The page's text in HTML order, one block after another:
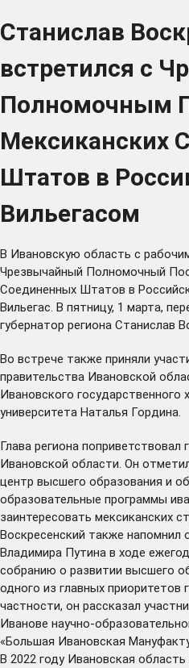
Станислав
встретился с
Полномочным
Мексиканских
Штатов в
Вильегасом
В Ивановскую область с
Чрезвычайный Полномочный
Соединенных Штатов в
Вильегас. В пятницу, 1 марта,
губернатор региона Станислав
Во встрече также приняли
правительства Ивановской
Ивановского государственного
университета Наталья Гордина.
Глава региона поприветствовал
Ивановской области. Он
центр высшего образования и
образовательные программы
заинтересовать мексиканских
Воскресенский также напомнил
Владимира Путина в ходе
собранию о развитии высшего
одного из главных приоритетов
частности, он рассказал
Иванове научно-
«Большая Ивановская
В 2022 году Ивановская область